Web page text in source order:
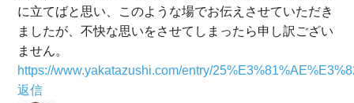
に立てばと思い、このような場でお伝えさせていただき
ましたが、不快な思いをさせてしまったら申し訳ござい
ません。
https://www.yakatazushi.com/entry/
返信